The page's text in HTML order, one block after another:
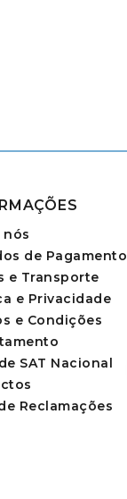
nós
de Pagamento
e Transporte
e Privacidade
e Condições
SAT Nacional
Reclamações